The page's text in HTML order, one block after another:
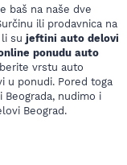
baš na naše dve
ili prodavnica na
su jeftini auto delovi
ponudu auto
vrstu auto
u ponudi. Pored toga
nudimo i
Beograd.